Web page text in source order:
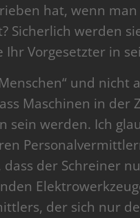
hat, wenn
Sicherlich werden
Vorgesetzter in
und nicht
Maschinen in der
sein werden. Ich
der Schreiner
der sich nur